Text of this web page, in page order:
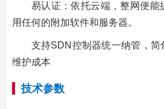
易认证：依托云端，整网便能
用任何的附加软件和服务器。
支持SDN控制器统一纳管，简
维护成本
技术参数